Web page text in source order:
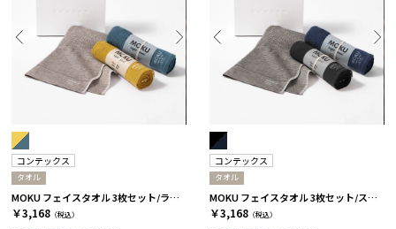
コンテックス
タオル
MOKU フェイスタオル 3枚セット/ライト［コンテックス］
￥3,168 （税込）
コンテックス
タオル
MOKU フェイスタオル 3枚セット/スタンダード［コンテックス］
￥3,168 （税込）